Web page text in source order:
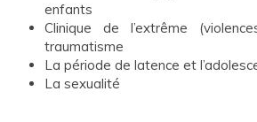
enfants
Clinique de l’extrême
traumatisme
La période de latence et
La sexualité